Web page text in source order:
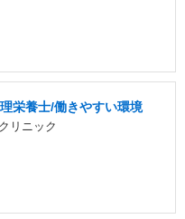
栄養士/働きやすい環境
リニック